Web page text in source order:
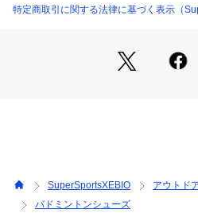
色工程で製造した素材を使用。
【こちらの商品について】
※シューズの製造過程で、接着剤
※一部商品において弊社カラー表
なる場合がございます。
特定商取引に関する法律に基づく表示（
SuperSportsXEBIO アウトド
バドミントンシューズ